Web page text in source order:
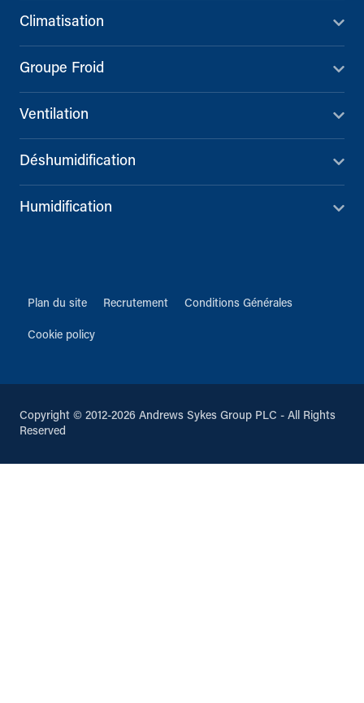
Climatisation
Groupe Froid
Ventilation
Déshumidification
Humidification
Plan du site Recrutement Conditions Générales
Cookie policy
Copyright © 2012-2026 Andrews Sykes Group PLC - All Rights
Reserved